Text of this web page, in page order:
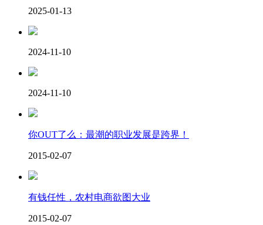
2025-01-13
2024-11-10
2024-11-10
你OUT了么：最潮的职业发展是跨界！
2015-02-07
有钱任性，农村电商欲图大业
2015-02-07